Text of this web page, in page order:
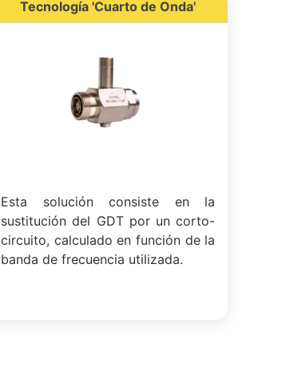
Tecnología 'Cuarto de Onda'
Esta solución consiste en la
sustitución del GDT por un corto-
circuito, calculado en función de la
banda de frecuencia utilizada.